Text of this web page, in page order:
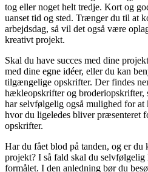
tog eller noget helt tredje. Kort og
uanset tid og sted. Trænger du til at
arbejdsdag, så vil det også være
kreativt projekt.
Skal du have succes med dine
med dine egne idéer, eller du kan
tilgængelige opskrifter. Der findes
hækleopskrifter og
har selvfølgelig også mulighed for
hvor du ligeledes bliver præsenteret
opskrifter.
Har du fået blod på tanden, og er
projekt? I så fald skal du
formålet. I den anledning bør du